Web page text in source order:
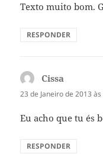
Texto muito bom.
RESPONDER
Cissa
23 de Janeiro de 2013 às
Eu acho que tu és
RESPONDER